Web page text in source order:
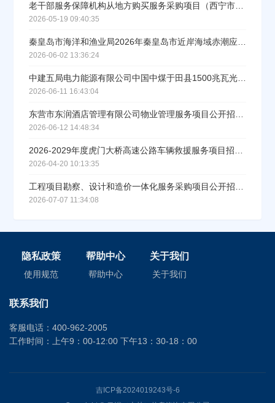
老干部服务保障机构从地方购买服务采购项目（西宁市）招标公告
2026-05-19 09:40:35
秦皇岛市海洋和渔业局2026年秦皇岛市近岸海域赤潮应急处置物资储备与应急监测项目招标公告
2026-06-02 13:36:24
中建五局电力能源有限公司中国中煤于田县1500兆瓦光伏治沙项目(一期1000兆瓦)工程技术咨询服务采购公告
2026-06-11 16:43:04
东营市东润酒店管理有限公司物业管理服务项目公开招标公告
2026-06-12 14:48:34
2026-2029年度虎门大桥高速公路车辆救援服务项目招标公告
2026-04-20 10:13:35
工程项目勘察、设计和造价一体化服务采购项目公开招标公告
2026-07-07 11:34:08
隐私政策
使用规范
帮助中心
帮助中心
关于我们
关于我们
联系我们
客服电话：400-962-2005
工作时间：上午9：00-12:00 下午13：30-18：00
吉ICP备2024019243号-6